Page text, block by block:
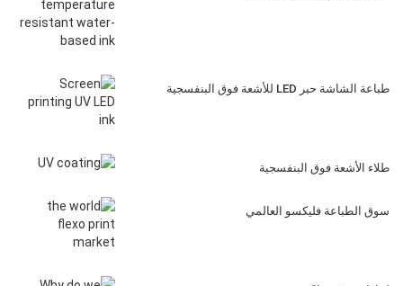
طباعة الشاشة حبر LED للأشعة فوق البنفسجية
طلاء الأشعة فوق البنفسجية
سوق الطباعة فليكسو العالمي